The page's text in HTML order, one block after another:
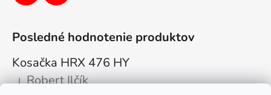
Posledné hodnotenie produktov
Kosačka HRX 476 HY
Hodnotenie produktu je 5 z 5 hviezdičiek.
| Robert Ilčík